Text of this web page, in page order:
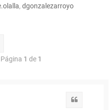
, dgonzalezarroyo
1 de 1